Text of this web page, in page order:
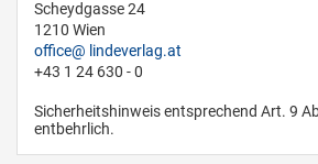
Scheydgasse 24
1210 Wien
office
lindeverlag.at
+43 1 24 630 - 0
Sicherheitshinweis entsprechend Art. 9
entbehrlich.